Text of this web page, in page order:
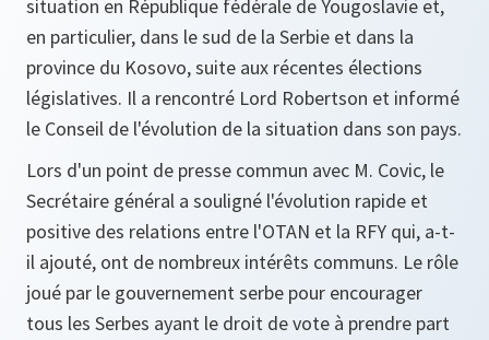
situation en République fédérale de Yougoslavie et,
en particulier, dans le sud de la Serbie et dans la
province du Kosovo, suite aux récentes élections
législatives. Il a rencontré Lord Robertson et informé
le Conseil de l'évolution de la situation dans son pays.
Lors d'un point de presse commun avec M. Covic, le
Secrétaire général a souligné l'évolution rapide et
positive des relations entre l'OTAN et la RFY qui, a-t-
il ajouté, ont de nombreux intérêts communs. Le rôle
joué par le gouvernement serbe pour encourager
tous les Serbes ayant le droit de vote à prendre part